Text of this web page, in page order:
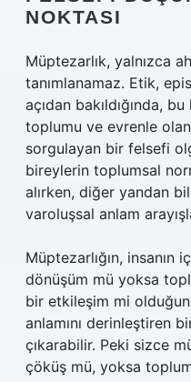
NOKTASI
Müptezarlık, yalnızca
tanımlanamaz. Etik,
açıdan bakıldığında,
toplumu ve evrenle
sorgulayan bir felsefi
bireylerin toplumsal
alırken, diğer yandan
varoluşsal anlam
Müptezarlığın, insanın
dönüşüm mü yoksa
bir etkileşim mi
anlamını derinleştiren
çıkarabilir. Peki sizce
çöküş mü, yoksa